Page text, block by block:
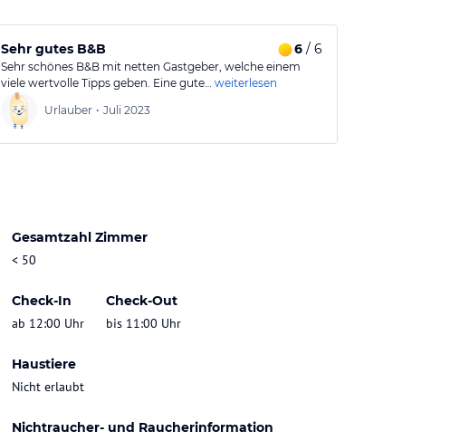
Sehr gutes B&B 6/ 6
Sehr schönes B&B mit netten Gastgeber, welche einem
viele wertvolle Tipps geben. Eine gute… weiterlesen
Urlauber • Juli 2023
Gesamtzahl Zimmer
< 50
Check-In
ab 12:00 Uhr
Check-Out
bis 11:00 Uhr
Haustiere
Nicht erlaubt
Nichtraucher- und Raucherinformation